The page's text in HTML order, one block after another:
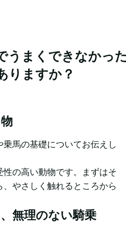
うまくできなかっ
りますか？
馬の基礎についてお伝えし
の高い動物です。まずはそ
やさしく触れるところから
無理のない騎乗